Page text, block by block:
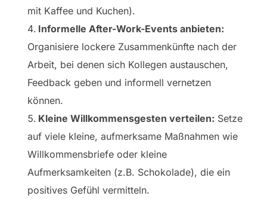
mit Kaffee und Kuchen).
Informelle After-Work-Events anbieten:
Organisiere lockere Zusammenkünfte nach der
Arbeit, bei denen sich Kollegen austauschen,
Feedback geben und informell vernetzen
können.
Kleine Willkommensgesten verteilen: Setze
auf viele kleine, aufmerksame Maßnahmen wie
Willkommensbriefe oder kleine
Aufmerksamkeiten (z.B. Schokolade), die ein
positives Gefühl vermitteln.